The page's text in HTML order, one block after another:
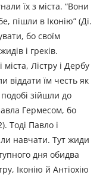
їх з міста. “Вони
пішли в Іконію” (Ді.
бо своїм
і греків.
Лістру і Дербу
віддати їм честь як
зійшли до
Гермесом, бо
Тоді Павло і
навчати. Тут жиди
дня обидва
Іконію й Антіохію